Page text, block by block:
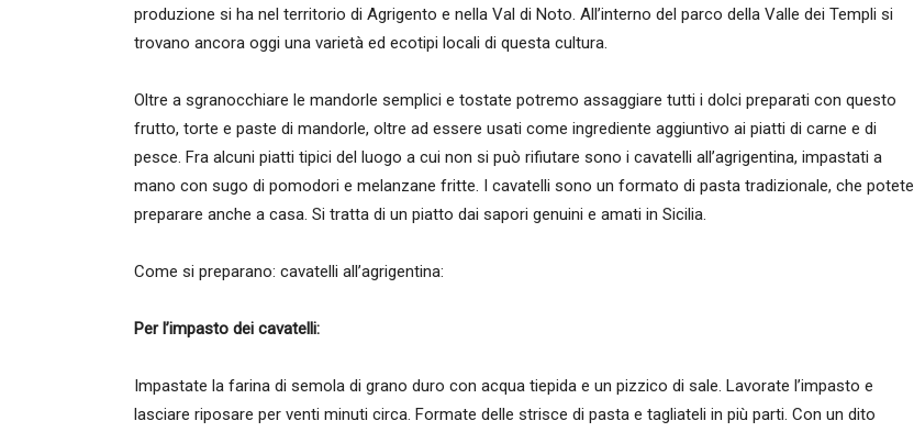
produzione si ha nel territorio di Agrigento e nella Val di Noto. All’interno del parco della Valle dei Templi si
trovano ancora oggi una varietà ed ecotipi locali di questa cultura.
Oltre a sgranocchiare le mandorle semplici e tostate potremo assaggiare tutti i dolci preparati con questo
frutto, torte e paste di mandorle, oltre ad essere usati come ingrediente aggiuntivo ai piatti di carne e di
pesce. Fra alcuni piatti tipici del luogo a cui non si può rifiutare sono i cavatelli all’agrigentina, impastati a
mano con sugo di pomodori e melanzane fritte. I cavatelli sono un formato di pasta tradizionale, che potete
preparare anche a casa. Si tratta di un piatto dai sapori genuini e amati in Sicilia.
Come si preparano: cavatelli all’agrigentina:
Per l’impasto dei cavatelli:
Impastate la farina di semola di grano duro con acqua tiepida e un pizzico di sale. Lavorate l’impasto e
lasciare riposare per venti minuti circa. Formate delle strisce di pasta e tagliateli in più parti. Con un dito